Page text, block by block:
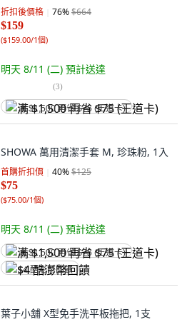
折扣後價格 76%$664
$159
($159.00/1個)
明天 8/11 (二) 預計送達
(3)
满 $1,500 再省 $75 (王道卡)
SHOWA 萬用清潔手套 M, 珍珠粉, 1入
首購折扣價 40%$125
$75
($75.00/1個)
明天 8/11 (二) 預計送達
满 $1,500 再省 $75 (王道卡)
$4 酷澎幣回饋
葉子小舖 X型免手洗平板拖把, 1支